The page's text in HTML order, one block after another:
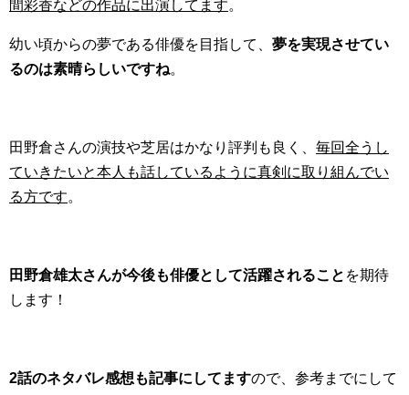
間彩香などの作品に出演してます。
幼い頃からの夢である俳優を目指して、 夢を実現させてい
るのは素晴らしいですね。
田野倉さんの演技や芝居はかなり評判も良く、 毎回全うし
ていきたいと本人も話しているように真剣に取り組んでい
る方です。
田野倉雄太さんが今後も俳優として活躍されること を期待
します！
2話のネタバレ感想も記事にしてますので、参考までにして